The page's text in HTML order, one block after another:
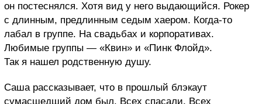
он постеснялся. Хотя вид у него выдающийся. Рокер
с длинным, предлинным седым хаером. Когда-то
лабал в группе. На свадьбах и корпоративах.
Любимые группы — «Квин» и «Пинк Флойд».
Так я нашел родственную душу.
Саша рассказывает, что в прошлый блэкаут
сумасшедший дом был. Всех спасали. Всех